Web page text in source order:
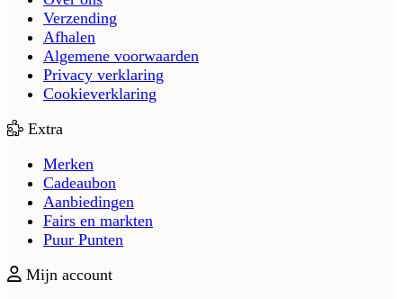
Verzending
Afhalen
Algemene voorwaarden
Privacy verklaring
Cookieverklaring
Extra
Merken
Cadeaubon
Aanbiedingen
Fairs en markten
Puur Punten
Mijn account